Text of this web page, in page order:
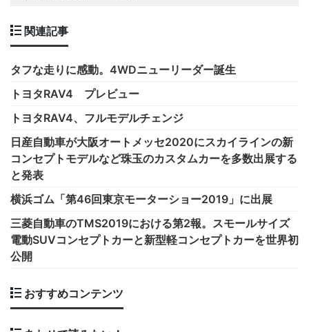
関連記事
タフな走りに感動。4WDニューリーダー誕生
トヨタRAV4 プレビュー
トヨタRAV4、フルモデルチェンジ
日産自動車が大阪オートメッセ2020にスカイラインの新
コンセプトモデルなど珠玉のカスタムカーを多数出展する
と発表
横浜ゴム「第46回東京モーターショー2019」に出展
三菱自動車のTMS2019における第2報。スモールサイズ
電動SUVコンセプトカーと新型軽コンセプトカーを世界初
公開
おすすめコンテンツ